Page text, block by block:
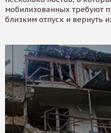
мобилизованных требуют
близким отпуск и вернуть